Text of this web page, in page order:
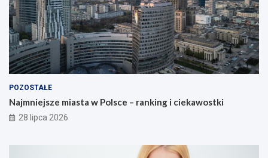
POZOSTAŁE
Najmniejsze miasta w Polsce – ranking i ciekawostki
28 lipca 2026